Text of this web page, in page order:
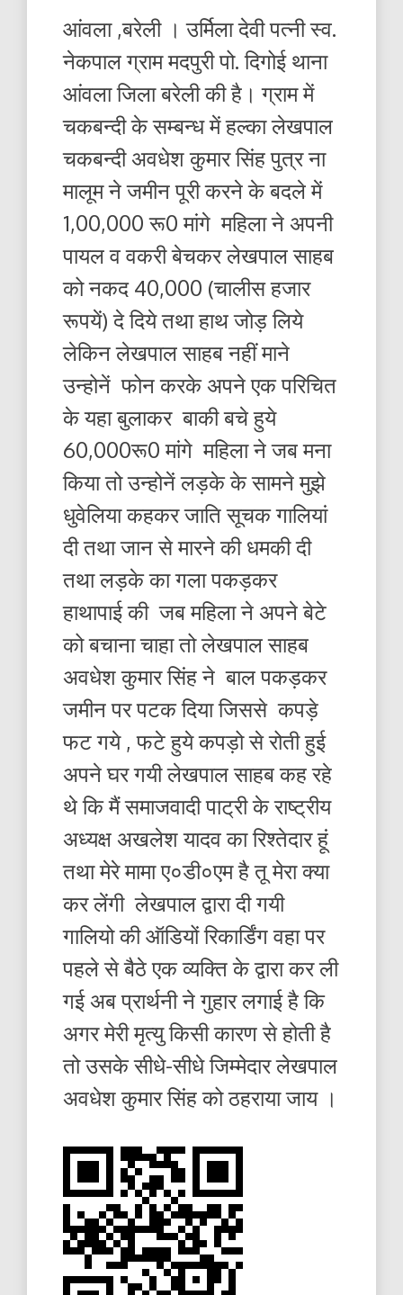
आंवला ,बरेली । उर्मिला देवी पत्नी स्व.
नेकपाल ग्राम मदपुरी पो. दिगोई थाना
आंवला जिला बरेली की है। ग्राम में
चकबन्दी के सम्बन्ध में हल्का लेखपाल
चकबन्दी अवधेश कुमार सिंह पुत्र ना
मालूम ने जमीन पूरी करने के बदले में
1,00,000 रू0 मांगे महिला ने अपनी
पायल व वकरी बेचकर लेखपाल साहब
को नकद 40,000 (चालीस हजार
रूपयें) दे दिये तथा हाथ जोड़ लिये
लेकिन लेखपाल साहब नहीं माने
उन्होनें फोन करके अपने एक परिचित
के यहा बुलाकर बाकी बचे हुये
60,000रू0 मांगे महिला ने जब मना
किया तो उन्होनें लड़के के सामने मुझे
धुवेलिया कहकर जाति सूचक गालियां
दी तथा जान से मारने की धमकी दी
तथा लड़के का गला पकड़कर
हाथापाई की जब महिला ने अपने बेटे
को बचाना चाहा तो लेखपाल साहब
अवधेश कुमार सिंह ने बाल पकड़कर
जमीन पर पटक दिया जिससे कपड़े
फट गये , फटे हुये कपड़ो से रोती हुई
अपने घर गयी लेखपाल साहब कह रहे
थे कि मैं समाजवादी पाट्री के राष्ट्रीय
अध्यक्ष अखलेश यादव का रिश्तेदार हूं
तथा मेरे मामा ए०डी०एम है तू मेरा क्या
कर लेंगी लेखपाल द्वारा दी गयी
गालियो की ऑडियों रिकार्डिंग वहा पर
पहले से बैठे एक व्यक्ति के द्वारा कर ली
गई अब प्रार्थनी ने गुहार लगाई है कि
अगर मेरी मृत्यु किसी कारण से होती है
तो उसके सीधे-सीधे जिम्मेदार लेखपाल
अवधेश कुमार सिंह को ठहराया जाय ।